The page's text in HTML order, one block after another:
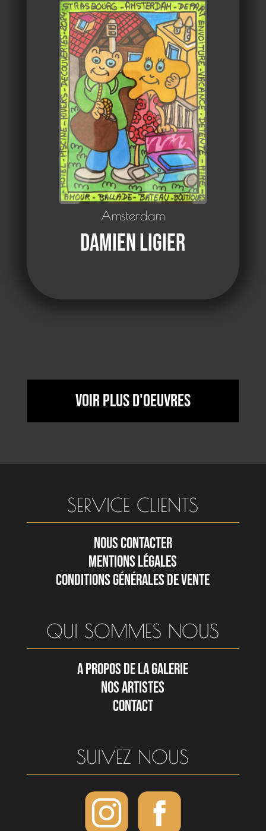
Amsterdam
Damien Ligier
Voir plus d'oeuvres
SERVICE CLIENTS
NOUS CONTACTER
MENTIONS LÉGALES
CONDITIONS GÉNÉRALES DE VENTE
QUI SOMMES NOUS
A PROPOS DE LA GALERIE
NOS ARTISTES
CONTACT
SUIVEZ NOUS